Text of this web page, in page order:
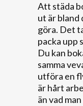
Att städa
ut är bland
göra. Det
packa upp
Du kan
samma
utföra en
är hårt
än vad